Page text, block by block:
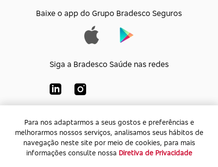
Para nos adaptarmos a seus gostos e preferências e
melhorarmos nossos serviços, analisamos seus hábitos de
navegação neste site por meio de cookies, para mais
informações consulte nossa Diretiva de Privacidade
Baixe o app do Grupo Bradesco Seguros
Siga a Bradesco Saúde nas redes
Bradesco Saúde S/A
CNPJ:92.693.118/0001-60
Endereço:
Av. Rio de Janeiro, 555 - Caju - Rio de
Janeiro - Rio de Janeiro - CEP: 20.931-675
Para nos adaptarmos a seus gostos e preferências e
melhorarmos nossos serviços, analisamos seus hábitos de
navegação neste site por meio de cookies, para mais
informações consulte nossa Diretiva de Privacidade